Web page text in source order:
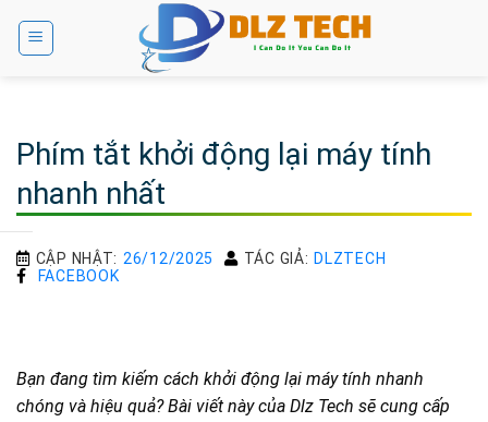
Phím tắt khởi động lại máy tính
nhanh nhất
CẬP NHẬT: 26/12/2025 TÁC GIẢ: DLZTECH
FACEBOOK
Bạn đang tìm kiếm cách khởi động lại máy tính nhanh
chóng và hiệu quả? Bài viết này của Dlz Tech sẽ cung cấp